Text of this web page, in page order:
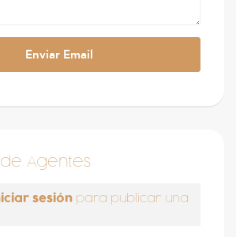
Agentes
sesión para publicar una